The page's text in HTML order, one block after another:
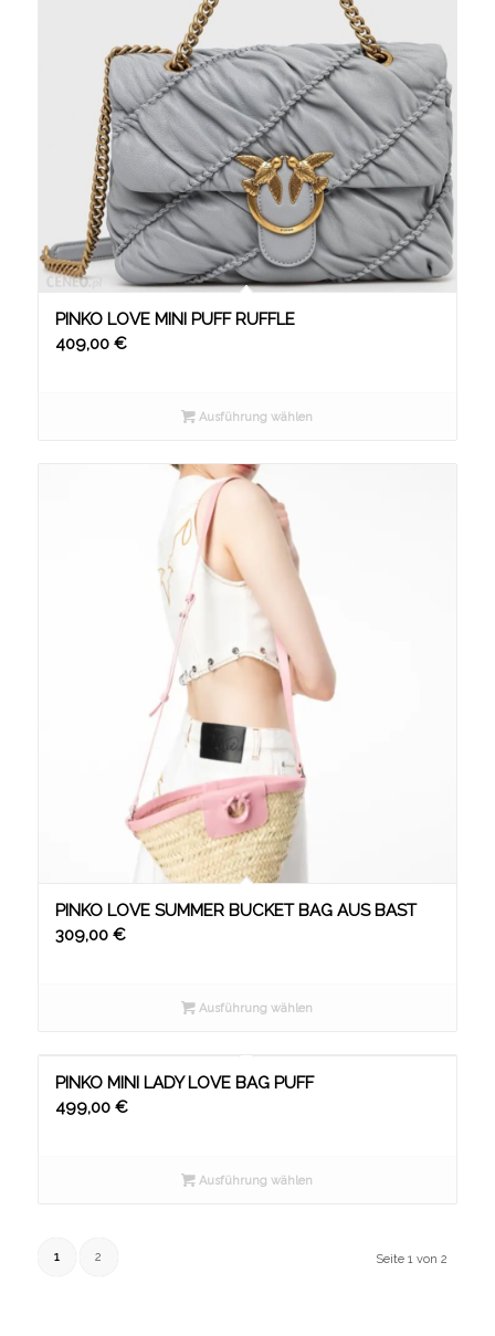
PINKO LOVE MINI PUFF RUFFLE
409,00 €
Ausführung wählen
PINKO LOVE SUMMER BUCKET BAG AUS BAST
309,00 €
Ausführung wählen
PINKO MINI LADY LOVE BAG PUFF
499,00 €
Ausführung wählen
Seite 1 von 2
1 2